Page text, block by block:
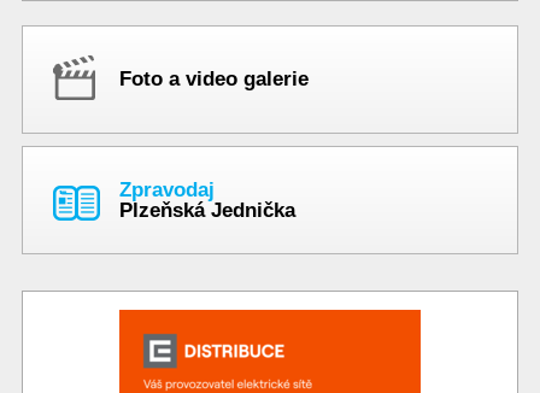
Foto a video galerie
Zpravodaj
Plzeňská Jednička